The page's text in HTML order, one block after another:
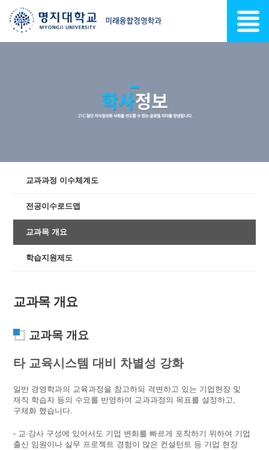
교과과정 이수체계도
전공이수로드맵
교과목 개요
학습지원제도
교과목 개요
교과목 개요
타 교육시스템 대비 차별성 강화
일반 경영학과의 교육과정을 참고하되 격변하고 있는 기업현장 및
재직 학습자 등의 수요를 반영하여 교과과정의 목표를 설정하고,
구체화 했습니다.
- 교·강사 구성에 있어서도 기업 변화를 빠르게 포착하기 위하여 기업
출신 임원이나 실무 프로젝트 경험이 많은 컨설턴트 등 기업 현장